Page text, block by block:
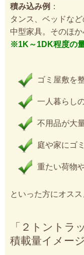
積み込み例 ：
タンス、ベッドな
中型家具。そのほ
※1K～1DK程度の
ゴミ屋敷を
一人暮らし
不用品が大
庭や家にゴ
重たい荷物
といった方にオスス
「２トントラ
積載量イメー